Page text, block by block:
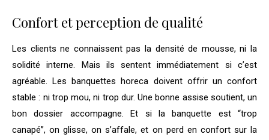
Confort et perception de qualité
Les clients ne connaissent pas la densité de mousse, ni la
solidité interne. Mais ils sentent immédiatement si c’est
agréable. Les banquettes horeca doivent offrir un confort
stable : ni trop mou, ni trop dur. Une bonne assise soutient, un
bon dossier accompagne. Et si la banquette est “trop
canapé”, on glisse, on s’affale, et on perd en confort sur la